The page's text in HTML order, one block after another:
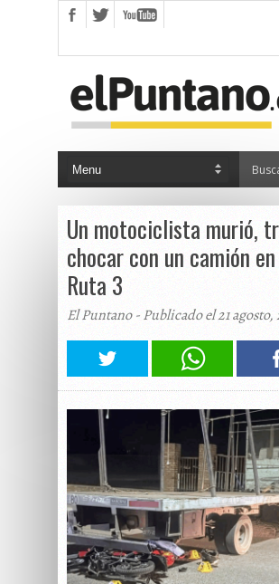
Un motociclista murió,
chocar con un camión
Ruta 3
El Puntano - Publicado el 21 agosto,